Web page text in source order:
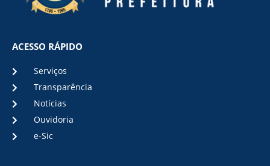
ACESSO RÁPIDO
Serviços
Transparência
Notícias
Ouvidoria
e-Sic